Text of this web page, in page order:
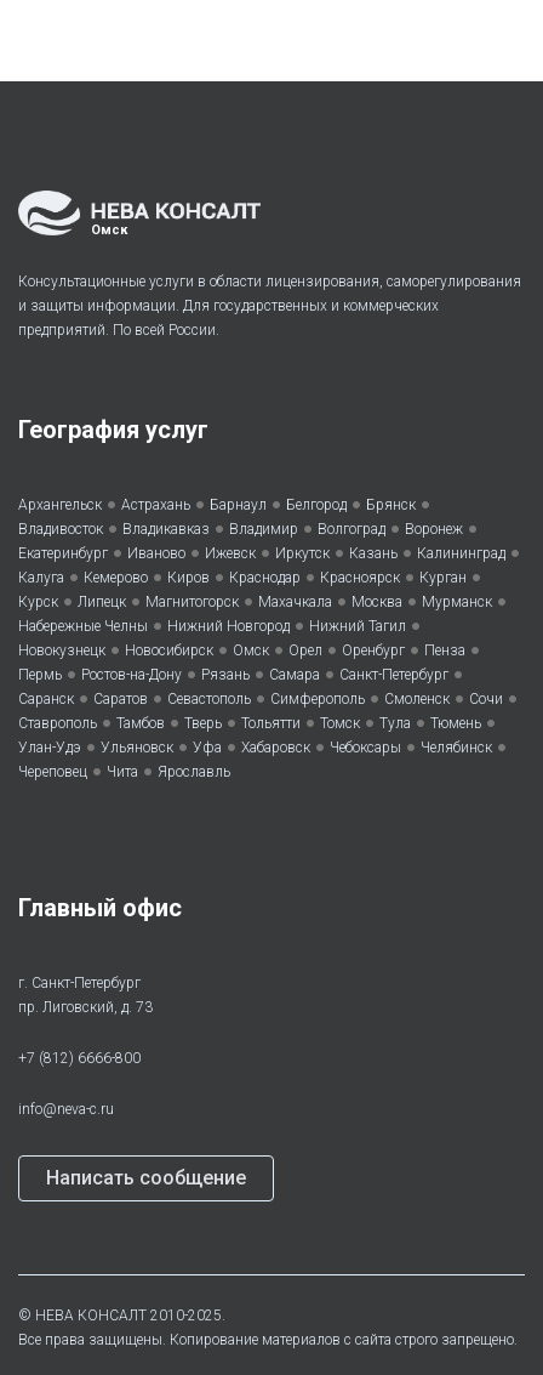
Омск
Консультационные услуги в области лицензирования, саморегулирования
и защиты информации. Для государственных и коммерческих
предприятий. По всей России.
География услуг
Архангельск • Астрахань • Барнаул • Белгород • Брянск •
Владивосток • Владикавказ • Владимир • Волгоград • Воронеж •
Екатеринбург • Иваново • Ижевск • Иркутск • Казань • Калининград •
Калуга • Кемерово • Киров • Краснодар • Красноярск • Курган •
Курск • Липецк • Магнитогорск • Махачкала • Москва • Мурманск •
Набережные Челны • Нижний Новгород • Нижний Тагил •
Новокузнецк • Новосибирск • Омск • Орел • Оренбург • Пенза •
Пермь • Ростов-на-Дону • Рязань • Самара • Санкт-Петербург •
Саранск • Саратов • Севастополь • Симферополь • Смоленск • Сочи •
Ставрополь • Тамбов • Тверь • Тольятти • Томск • Тула • Тюмень •
Улан-Удэ • Ульяновск • Уфа • Хабаровск • Чебоксары • Челябинск •
Череповец • Чита • Ярославль
Главный офис
г. Санкт-Петербург
пр. Лиговский, д. 73
+7 (812) 6666-800
info@neva-c.ru
Написать сообщение
© НЕВА КОНСАЛТ 2010-2025.
Все права защищены. Копирование материалов с сайта строго запрещено.